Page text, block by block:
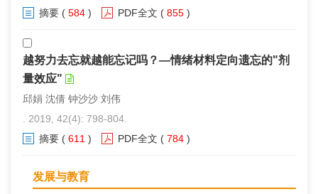
摘要 ( 584 ) PDF全文 ( 855 )
越努力去忘就越能忘记吗？—情绪材料定向遗忘的"剂
量效应"
邱娟 沈倩 钟沙沙 刘伟
. 2019, 42(4): 798-804.
摘要 ( 611 ) PDF全文 ( 784 )
发展与教育